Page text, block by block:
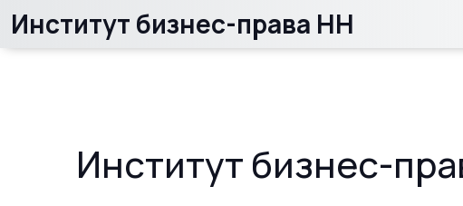
Институт бизнес-права НН
Институт бизнес-